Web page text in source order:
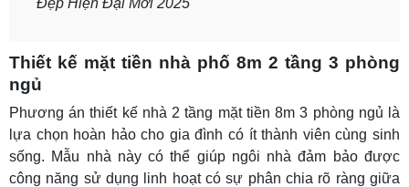
Đẹp Hiện Đại Mới 2025
Thiết kế mặt tiền nhà phố 8m 2 tầng 3 phòng
ngủ
Phương án thiết kế nhà 2 tầng mặt tiền 8m 3 phòng ngủ là
lựa chọn hoàn hảo cho gia đình có ít thành viên cùng sinh
sống. Mẫu nhà này có thể giúp ngôi nhà đảm bảo được
công năng sử dụng linh hoạt có sự phân chia rõ ràng giữa